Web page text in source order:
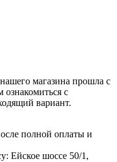
магазина прошла с
с
вариант.
полной оплаты и
Ейское шоссе 50/1,